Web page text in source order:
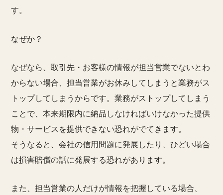
す。
なぜか？
なぜなら、取引先・お客様の情報が担当営業でないとわ
からない場合、担当営業がお休みしてしまうと業務がス
トップしてしまうからです。業務がストップしてしまう
ことで、本来期限内に納品しなければいけなかった提供
物・サービスを提供できない恐れがでてきます。
そうなると、会社の信用問題に発展したり、ひどい場合
は損害賠償の話に発展する恐れがあります。
また、担当営業の人だけが情報を把握している場合、